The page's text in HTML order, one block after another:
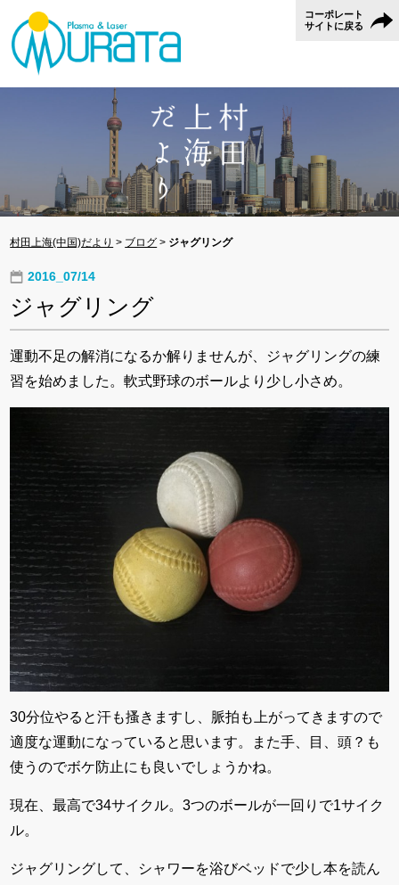
コーポレート
サイトに戻る
村田上海(中国)だより > ブログ > ジャグリング
2016_07/14
ジャグリング
運動不足の解消になるか解りませんが、ジャグリングの練
習を始めました。軟式野球のボールより少し小さめ。
30分位やると汗も搔きますし、脈拍も上がってきますので
適度な運動になっていると思います。また手、目、頭？も
使うのでボケ防止にも良いでしょうかね。
現在、最高で34サイクル。3つのボールが一回りで1サイク
ル。
ジャグリングして、シャワーを浴びベッドで少し本を読ん